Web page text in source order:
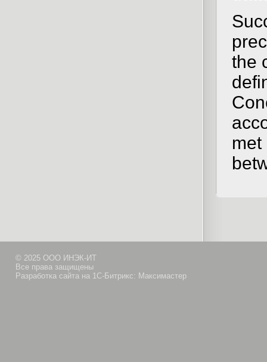
the
met
© 2025 ООО ИНЭК-ИТ
Все права защищены
Разработка сайта на 1С-Битрикс: Максимастер